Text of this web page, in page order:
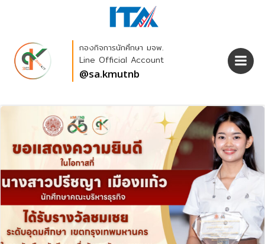
Skip
to
กองกิจการนักศึกษา มจพ.
Line Official Account
@sa.kmutnb